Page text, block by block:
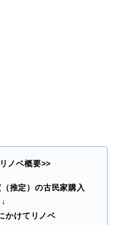
ノベ概要>>
推定）の古民家購入
↓
かけてリノベ